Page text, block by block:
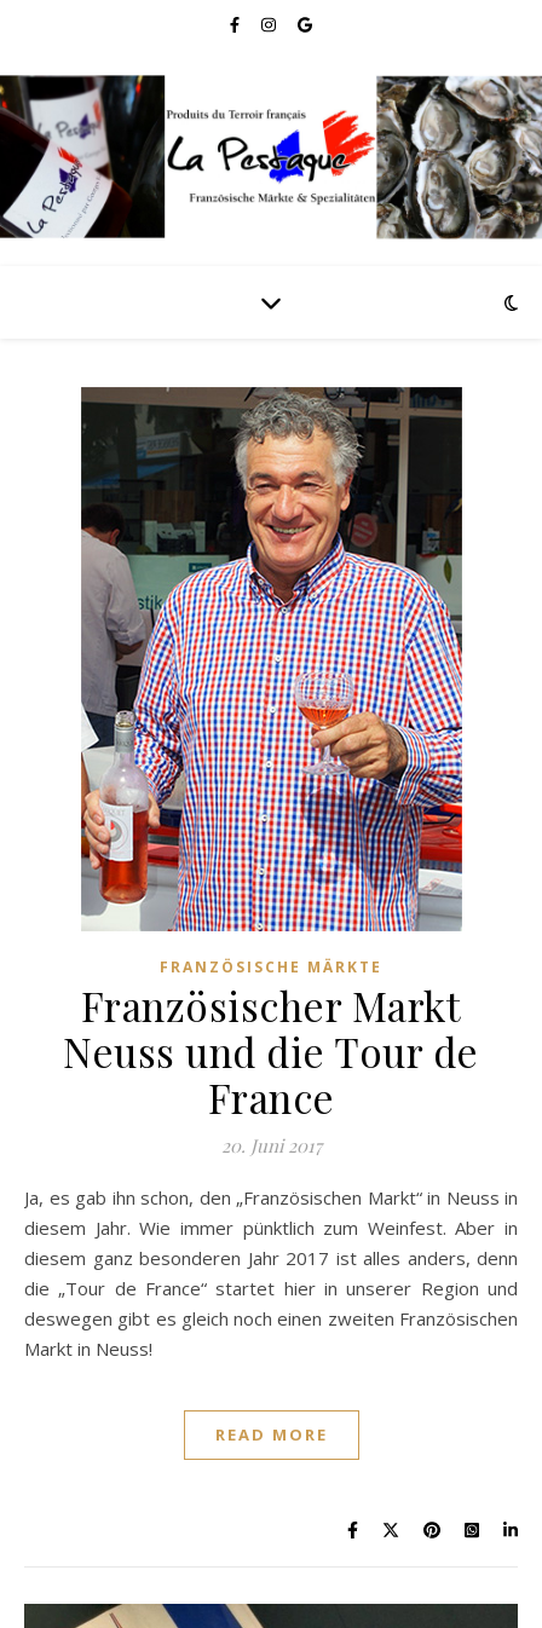
FRANZÖSISCHE MÄRKTE
Französischer Markt
Neuss und die Tour de
France
20. Juni 2017
Ja, es gab ihn schon, den „Französischen Markt“ in Neuss in
diesem Jahr. Wie immer pünktlich zum Weinfest. Aber in
diesem ganz besonderen Jahr 2017 ist alles anders, denn
die „Tour de France“ startet hier in unserer Region und
deswegen gibt es gleich noch einen zweiten Französischen
Markt in Neuss!
READ MORE